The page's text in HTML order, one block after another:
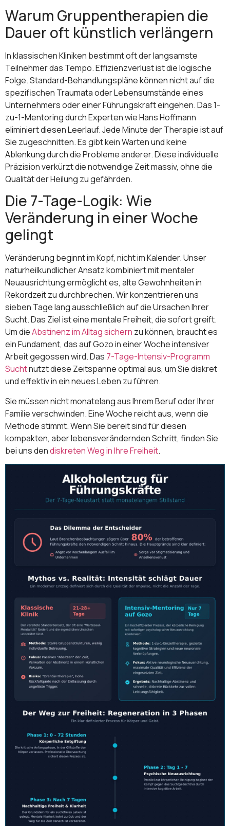
Warum Gruppentherapien die
Dauer oft künstlich verlängern
In klassischen Kliniken bestimmt oft der langsamste
Teilnehmer das Tempo. Effizienzverlust ist die logische
Folge. Standard-Behandlungspläne können nicht auf die
spezifischen Traumata oder Lebensumstände eines
Unternehmers oder einer Führungskraft eingehen. Das 1-
zu-1-Mentoring durch Experten wie Hans Hoffmann
eliminiert diesen Leerlauf. Jede Minute der Therapie ist auf
Sie zugeschnitten. Es gibt kein Warten und keine
Ablenkung durch die Probleme anderer. Diese individuelle
Präzision verkürzt die notwendige Zeit massiv, ohne die
Qualität der Heilung zu gefährden.
Die 7-Tage-Logik: Wie
Veränderung in einer Woche
gelingt
Veränderung beginnt im Kopf, nicht im Kalender. Unser
naturheilkundlicher Ansatz kombiniert mit mentaler
Neuausrichtung ermöglicht es, alte Gewohnheiten in
Rekordzeit zu durchbrechen. Wir konzentrieren uns
sieben Tage lang ausschließlich auf die Ursachen Ihrer
Sucht. Das Ziel ist eine mentale Freiheit, die sofort greift.
Um dieAbstinenz im Alltag sichern zu können, braucht es
ein Fundament, das auf Gozo in einer Woche intensiver
Arbeit gegossen wird. Das 7-Tage-Intensiv-Programm
Suchtnutzt diese Zeitspanne optimal aus, um Sie diskret
und effektiv in ein neues Leben zu führen.
Sie müssen nicht monatelang aus Ihrem Beruf oder Ihrer
Familie verschwinden. Eine Woche reicht aus, wenn die
Methode stimmt. Wenn Sie bereit sind für diesen
kompakten, aber lebensverändernden Schritt, finden Sie
bei uns dendiskreten Weg in Ihre Freiheit.